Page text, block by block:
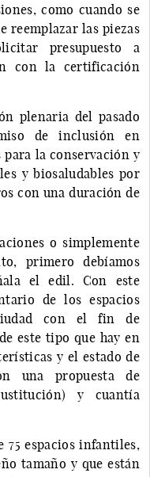
como cuando se
reemplazar las piezas
presupuesto a
con la certificación
plenaria del pasado
de inclusión en
la conservación y
y biosaludables por
con una duración de
o simplemente
primero debíamos
el edil. Con este
de los espacios
con el fin de
este tipo que hay en
y el estado de
una propuesta de
y cuantía
espacios infantiles,
tamaño y que están